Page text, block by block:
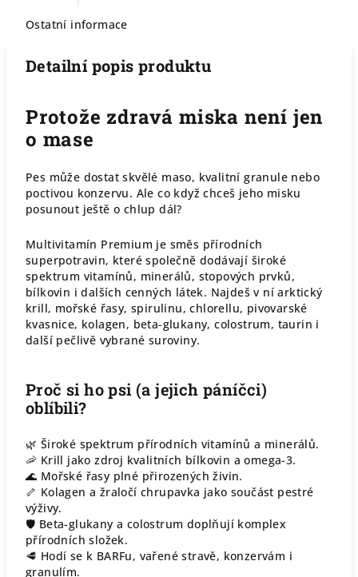
Ostatní informace
Detailní popis produktu
Protože zdravá miska není jen
o mase
Pes může dostat skvělé maso, kvalitní granule nebo
poctivou konzervu. Ale co když chceš jeho misku
posunout ještě o chlup dál?
Multivitamín Premium je směs přírodních
superpotravin, které společně dodávají široké
spektrum vitamínů, minerálů, stopových prvků,
bílkovin i dalších cenných látek. Najdeš v ní arktický
krill, mořské řasy, spirulinu, chlorellu, pivovarské
kvasnice, kolagen, beta-glukany, colostrum, taurin i
další pečlivě vybrané suroviny.
Proč si ho psi (a jejich páníčci)
oblíbili?
🌿 Široké spektrum přírodních vitamínů a minerálů.
🦐 Krill jako zdroj kvalitních bílkovin a omega-3.
🌊 Mořské řasy plné přirozených živin.
🦴 Kolagen a žraločí chrupavka jako součást pestré
výživy.
🛡️ Beta-glukany a colostrum doplňují komplex
přírodních složek.
🥩 Hodí se k BARFu, vařené stravě, konzervám i
granulím.